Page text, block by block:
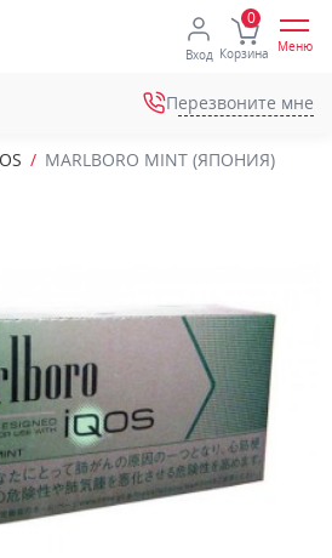
Вход Корзина Меню
Перезвоните мне
MARLBORO MINT (ЯПОНИЯ)